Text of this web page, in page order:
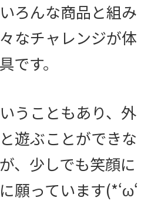
ろんな商品と組み
なチャレンジが体
です。
うこともあり、外
遊ぶことができな
、少しでも笑顔に
願っています(*‘ω‘